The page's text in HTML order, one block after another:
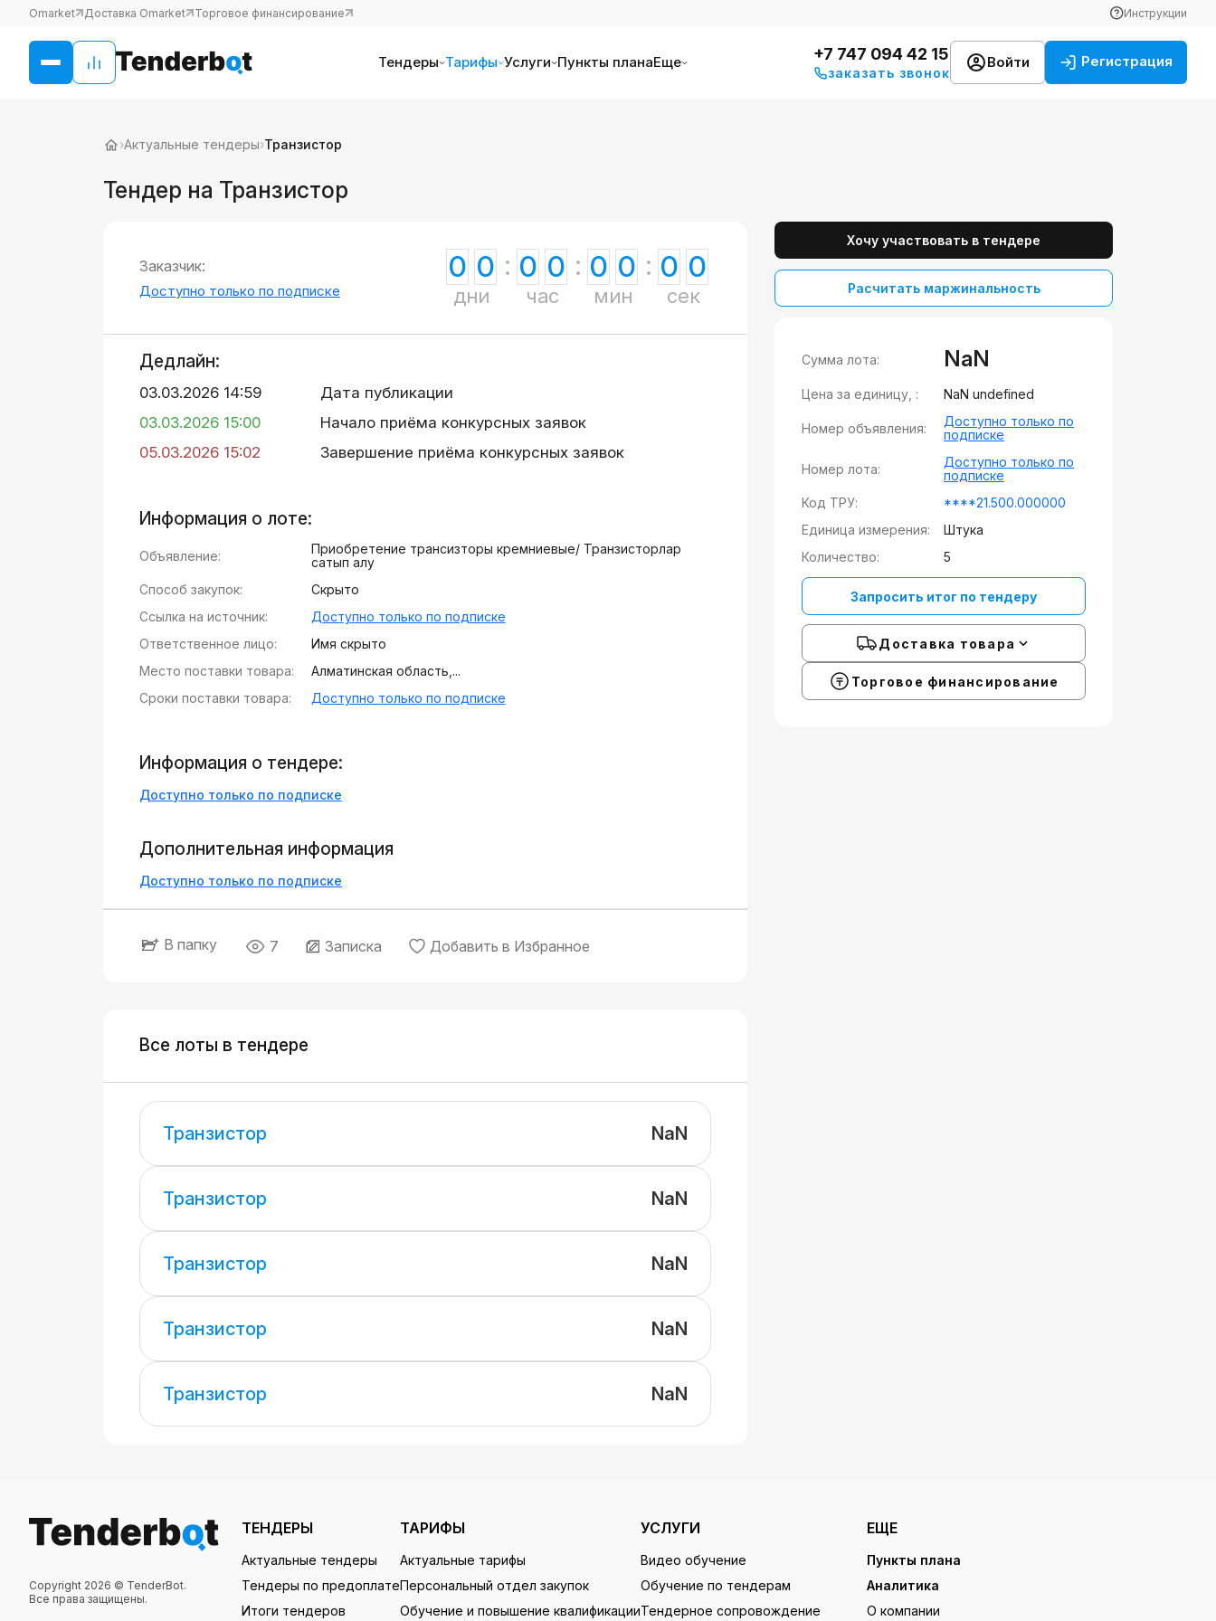
Omarket Доставка Omarket Торговое финансирование Инструкции
Тендеры Тарифы Услуги Пункты планаЕще +7 747 094 42 15
заказать звонок
Войти Регистрация
›Актуальные тендеры›Транзистор
Тендер на Транзистор
Заказчик:
Доступно только по подписке
0 0
дни
0 0
час
0 0
мин
0 0
сек
Дедлайн:
03.03.2026 14:59
Дата публикации
03.03.2026 15:00
Начало приёма конкурсных заявок
05.03.2026 15:02
Завершение приёма конкурсных заявок
Информация о лоте:
Объявление:
Приобретение трансизторы кремниевые/ Транзисторлар
сатып алу
Способ закупок:
Скрыто
Ссылка на источник:
Доступно только по подписке
Ответственное лицо:
Имя скрыто
Место поставки товара:
Алматинская область,...
Сроки поставки товара:
Доступно только по подписке
Информация о тендере:
Доступно только по подписке
Дополнительная информация
Доступно только по подписке
В папку 7 Записка Добавить в Избранное
Все лоты в тендере
Транзистор NaN
Транзистор NaN
Транзистор NaN
Транзистор NaN
Транзистор NaN
Хочу участвовать в тендере
Расчитать маржинальность
Сумма лота: NaN
Цена за единицу, : NaN undefined
Номер объявления:
Доступно только по
подписке
Номер лота:
Доступно только по
подписке
Код ТРУ:
****21.500.000000
Единица измерения:
Штука
Количество:
5
Запросить итог по тендеру
Доставка товара
Торговое финансирование
Copyright 2026 © TenderBot.
Все права защищены.
ТЕНДЕРЫ
Актуальные тендеры
Тендеры по предоплате
Итоги тендеров
ТАРИФЫ
Актуальные тарифы
Персональный отдел закупок
Обучение и повышение квалификации
УСЛУГИ
Видео обучение
Обучение по тендерам
Тендерное сопровождение
ЕЩЕ
Пункты плана
Аналитика
О компании